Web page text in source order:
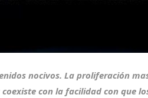
nocivos. La proliferación
con la facilidad con que